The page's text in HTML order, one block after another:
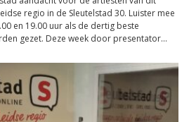
regio in de Sleutelstad 30. Luister mee
en 19.00 uur als de dertig beste
gezet. Deze week door presentator...